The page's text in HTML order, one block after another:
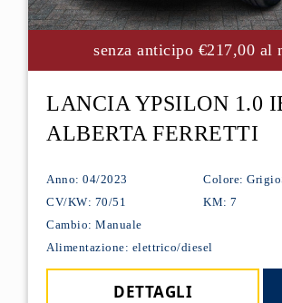
senza anticipo €217,00 al
LANCIA YPSILON 1.0
ALBERTA FERRETTI
Anno: 04/2023
Colore:
CV/KW: 70/51
KM: 7
Cambio: Manuale
Alimentazione: elettrico/diesel
DETTAGLI